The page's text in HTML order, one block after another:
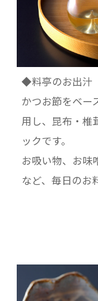
◆料亭のお出汁
かつお節をベー
用し、昆布・椎
ックです。
お吸い物、お味
など、毎日のお